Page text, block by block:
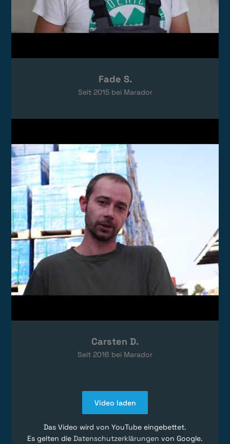
Das Video wird von YouTube eingebettet.
Es gelten die
Datenschutzerklärungen
Fade S.
Seit 2015bei Marador
Video laden
Das Video wird von YouTube eingebettet.
Es gelten die Datenschutzerklärungen von Google.
Carsten D.
Seit 2016 bei Marador